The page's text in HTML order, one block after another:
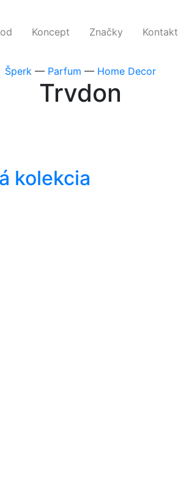
ObchodKoncept Koncept
Značky ZnačkyKontakt
Šperk— Parfum — Home Decor
Trvdon
kolekcia